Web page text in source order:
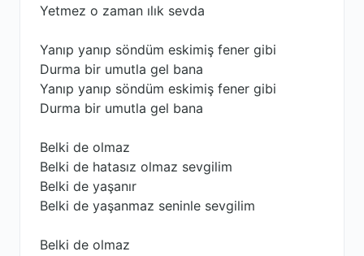
Yetmez o zaman ılık sevda
Yanıp yanıp söndüm eskimiş fenеr gibi
Durma bir umutla gel bana
Yanıp yanıp söndüm eskimiş fenеr gibi
Durma bir umutla gel bana
Belki de olmaz
Belki de hatasız olmaz sevgilim
Belki de yaşanır
Belki de yaşanmaz seninle sevgilim
Belki de olmaz